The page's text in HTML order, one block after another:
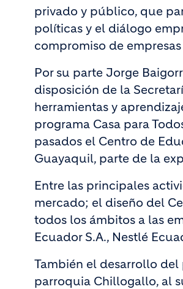
privado y público, que
políticas y el diálogo
compromiso de
Por su parte Jorge
disposición de la
herramientas y
programa Casa para
pasados el Centro de
Guayaquil, parte de la
Entre las principales
mercado; el diseño del
todos los ámbitos a las
Ecuador S.A., Nestlé
También el desarrollo del
parroquia Chillogallo, al